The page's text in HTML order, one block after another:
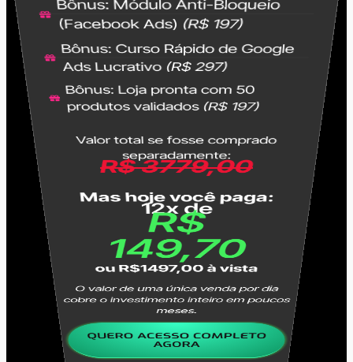
Bônus: Módulo Anti-Bloqueio
(Facebook Ads) (R$ 197)
Bônus: Curso Rápido de Google
Ads Lucrativo (R$ 297)
Bônus: Loja pronta com 50
produtos validados (R$ 197)
Valor total se fosse comprado
separadamente:
R$ 3779,00
Mas hoje você paga:
12x de
R$
149,70
ou R$1497,00 à vista
O valor de uma única venda por dia
cobre o investimento inteiro em poucos
meses.
QUERO ACESSO COMPLETO
AGORA